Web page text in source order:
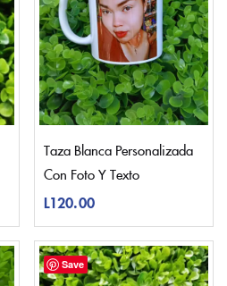
Taza Blanca Personalizada
Con Foto Y Texto
L120.00
Save